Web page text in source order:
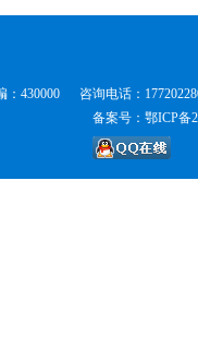
430000 咨询电话：
备案号：鄂ICP备